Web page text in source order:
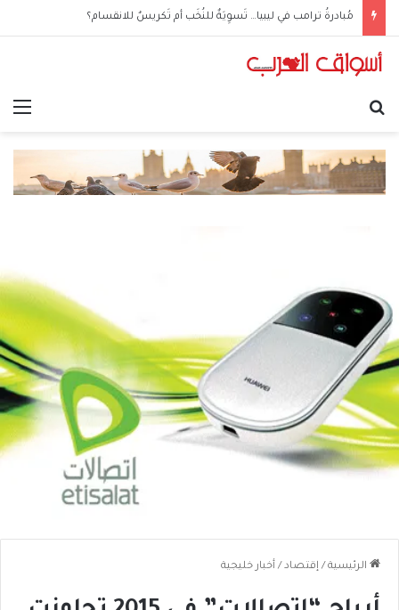
مُبادرةُ ترامب في ليبيا… تَسوِيَةٌ للنُخَب أم تَكريسٌ للانقسام؟
الرئيسية / إقتصاد / أخبار خليجية